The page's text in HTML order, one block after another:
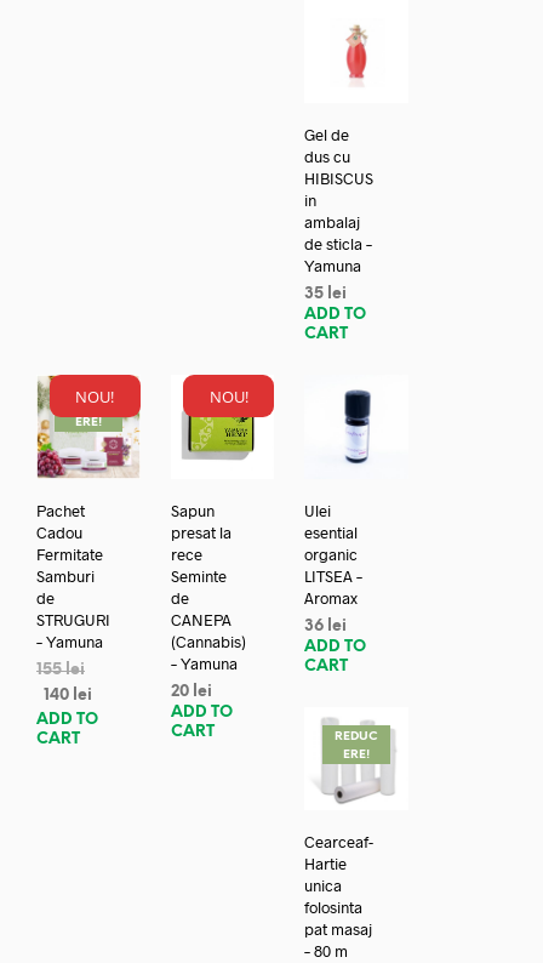
Gel de
dus cu
HIBISCUS
in
ambalaj
de sticla –
Yamuna
35 lei
ADD TO
CART
NOU!
REDUC
ERE!
Pachet
Cadou
Fermitate
Samburi
de
STRUGURI
– Yamuna
155lei
140 lei
ADD TO
CART
NOU!
Sapun
presat la
rece
Seminte
de
CANEPA
(Cannabis)
– Yamuna
20 lei
ADD TO
CART
Ulei
esential
organic
LITSEA –
Aromax
36 lei
ADD TO
CART
REDUC
ERE!
Cearceaf-
Hartie
unica
folosinta
pat masaj
– 80 m